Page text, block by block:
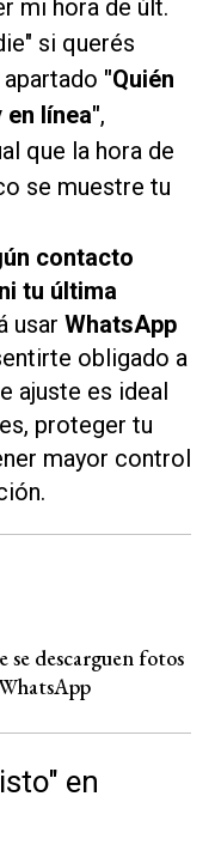
mi hora de últ.
si querés
"Quién
línea",
que la hora de
se muestre tu
contacto
tu última
usar WhatsApp
obligado a
ajuste es ideal
proteger tu
mayor control
se descarguen fotos
en